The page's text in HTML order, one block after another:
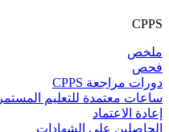
CPPS
ملخص
فحص
دورات مراجعة CPPS
ساعات معتمدة للتعليم المستمر
إعادة الاعتماد
الحاصلين على الشهادات